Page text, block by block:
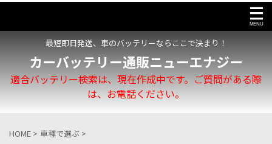
最短即日発送、車のバッテリーならここで決まり！
カーバッテリー通販ニューエナジー
適合バッテリー検索は、現在作成中です。ご質問がある際
は、お電話ください。
HOME > 車種で選ぶ >